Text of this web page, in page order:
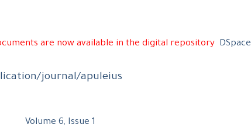
are now available in the digital repository DSpace
journal/apuleius
Volume 6, Issue 1